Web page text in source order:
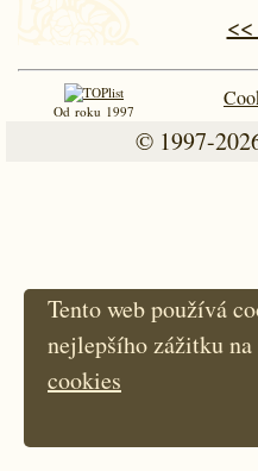
Od roku 1997
© 1997-
Tento web používá
nejlepšího zážitku na
cookies